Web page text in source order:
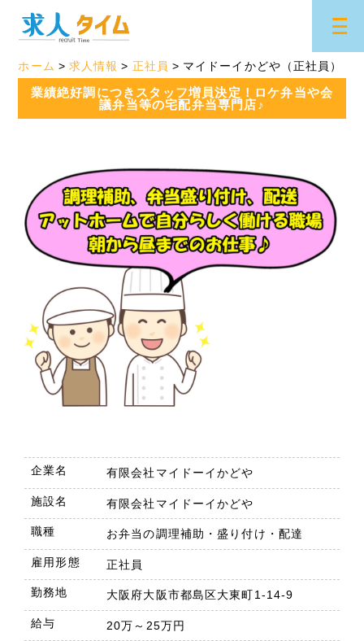
ホーム 求人情報 正社員 マイドーイかどや（正社員）
業績絶好調につきスタッフ増員決定！ロケ弁当や会
議弁当等の宅配弁当専門店♪
企業名 有限会社マイドーイかどや
施設名 有限会社マイドーイかどや
職種 お弁当の調理補助・盛り付け・配達
雇用形態 正社員
勤務地 大阪府大阪市都島区大東町1-14-9
給与 20万～25万円